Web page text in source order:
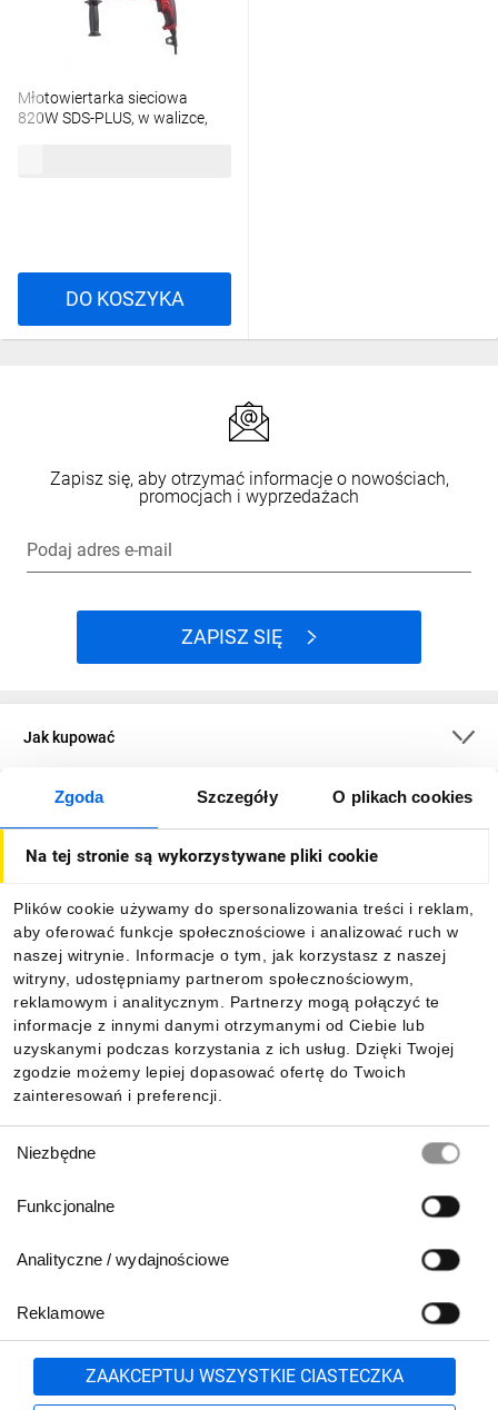
Zgoda Szczegóły O plikach cookies
Na tej stronie są wykorzystywane pliki cookie
Plików cookie używamy do spersonalizowania treści i reklam,
aby oferować funkcje społecznościowe i analizować ruch w
naszej witrynie. Informacje o tym, jak korzystasz z naszej
witryny, udostępniamy partnerom społecznościowym,
reklamowym i analitycznym. Partnerzy mogą połączyć te
informacje z innymi danymi otrzymanymi od Ciebie lub
uzyskanymi podczas korzystania z ich usług. Dzięki Twojej
zgodzie możemy lepiej dopasować ofertę do Twoich
zainteresowań i preferencji.
zgody
Niezbędne
Funkcjonalne
Analityczne / wydajnościowe
Reklamowe
ZAAKCEPTUJ WSZYSTKIE CIASTECZKA
Młotowiertarka sieciowa
820W SDS-PLUS, w walizce,
DO KOSZYKA
Zapisz się, aby otrzymać informacje o nowościach,
promocjach i wyprzedażach
Podaj adres e-mail
ZAPISZ SIĘ
Jak kupować
O firmie
Informacje
Pobierz naszą aplikację mobilną:
801 500 700 lub
71 37 61 600